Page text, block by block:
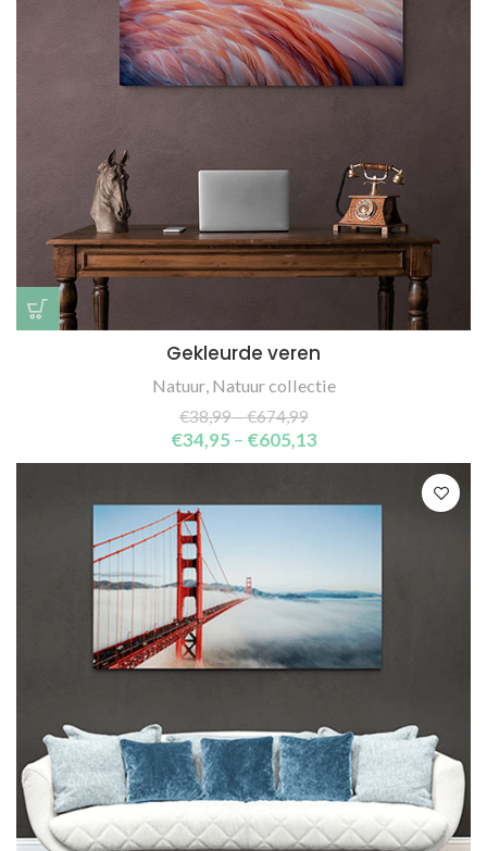
Gekleurde veren
Natuur, Natuur collectie
€38,99–€674,99
€34,95 – €605,13